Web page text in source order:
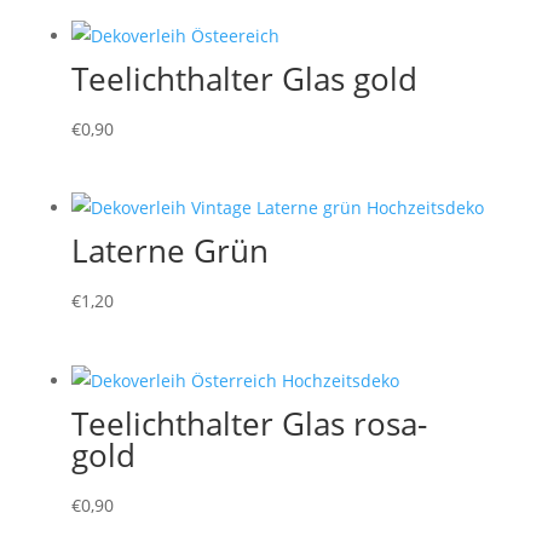
Teelichthalter Glas gold
€0,90
Laterne Grün
€1,20
Teelichthalter Glas rosa-
gold
€0,90